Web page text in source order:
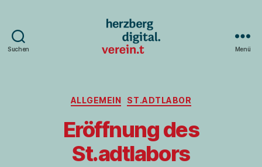
Suchen Menü
Kategorien
ALLGEMEIN ST.ADTLABOR
Eröffnung des
St.adtlabors